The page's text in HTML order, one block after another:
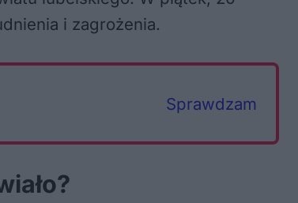
i zagrożenia.
Sprawdzam